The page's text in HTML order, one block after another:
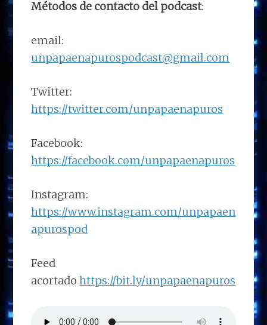
Métodos de contacto del podcast:
email:
unpapaenapurospodcast@gmail.com
Twitter:
https://twitter.com/unpapaenapuros
Facebook:
https://facebook.com/unpapaenapuros
Instagram:
https://www.instagram.com/unpapaen
apurospod
Feed
acortadohttps://bit.ly/unpapaenapuros